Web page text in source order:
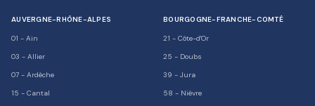
AUVERGNE-RHÔNE-ALPES
01 - Ain
03 - Allier
07 - Ardèche
15 - Cantal
BOURGOGNE-FRANCHE-COMTÉ
21 - Côte-d'Or
25 - Doubs
39 - Jura
58 - Nièvre